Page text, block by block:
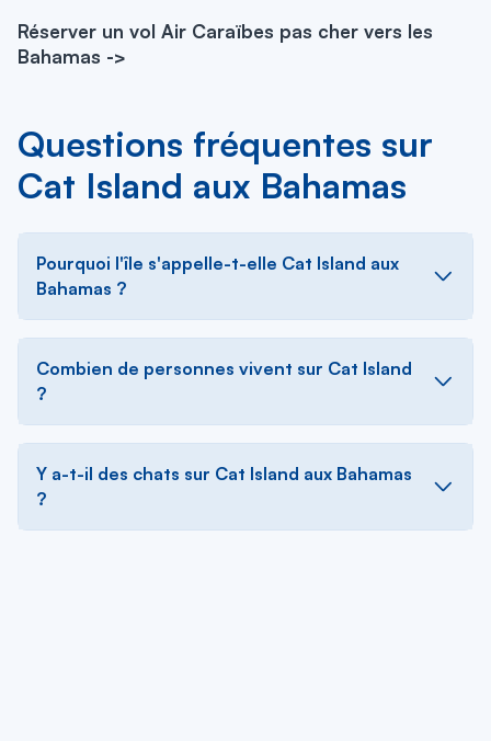
Réserver un vol Air Caraïbes pas cher vers les
Bahamas ->
Questions fréquentes sur
Cat Island aux Bahamas
Pourquoi l'île s'appelle-t-elle Cat Island aux
Bahamas ?
Combien de personnes vivent sur Cat Island
?
Y a-t-il des chats sur Cat Island aux Bahamas
?